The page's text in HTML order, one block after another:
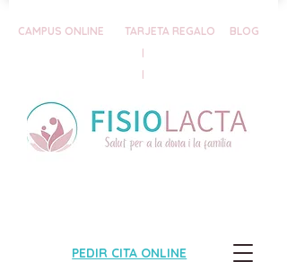
PEDIR CITA ONLINE
CAMPUS ONLINE TARJETA REGALO BLOG